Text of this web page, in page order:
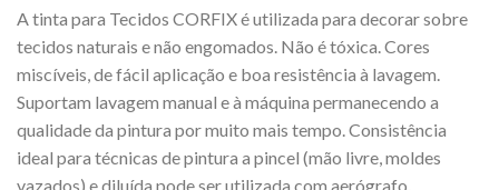
A tinta para Tecidos CORFIX é utilizada para decorar sobre
tecidos naturais e não engomados. Não é tóxica. Cores
miscíveis, de fácil aplicação e boa resistência à lavagem.
Suportam lavagem manual e à máquina permanecendo a
qualidade da pintura por muito mais tempo. Consistência
ideal para técnicas de pintura a pincel (mão livre, moldes
vazados) e diluída pode ser utilizada com aerógrafo.